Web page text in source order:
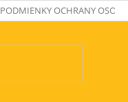
PODMIENKY OCHRANY